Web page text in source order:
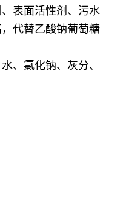
表面活性剂、污水
代替乙酸钠葡萄糖
、氯化钠、灰分、